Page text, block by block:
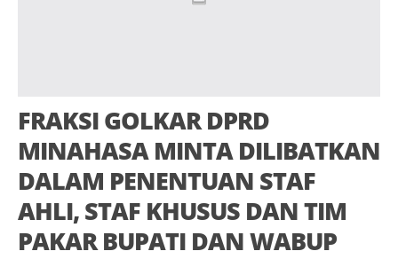
FRAKSI GOLKAR DPRD
MINAHASA MINTA DILIBATKAN
DALAM PENENTUAN STAF
AHLI, STAF KHUSUS DAN TIM
PAKAR BUPATI DAN WABUP